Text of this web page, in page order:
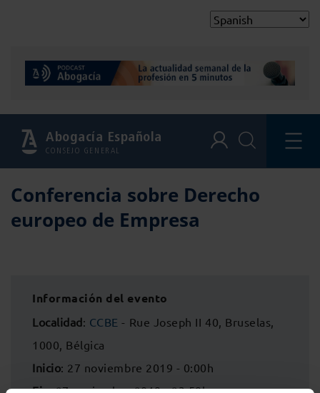
Abogacía Española
CONSEJO GENERAL
Conferencia sobre Derecho
europeo de Empresa
Información del evento
Localidad: CCBE - Rue Joseph II 40, Bruselas,
1000, Bélgica
Inicio: 27 noviembre 2019 - 0:00h